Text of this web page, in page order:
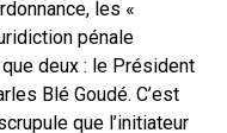
les «
pénale
deux : le Président
Blé Goudé. C’est
que l’initiateur